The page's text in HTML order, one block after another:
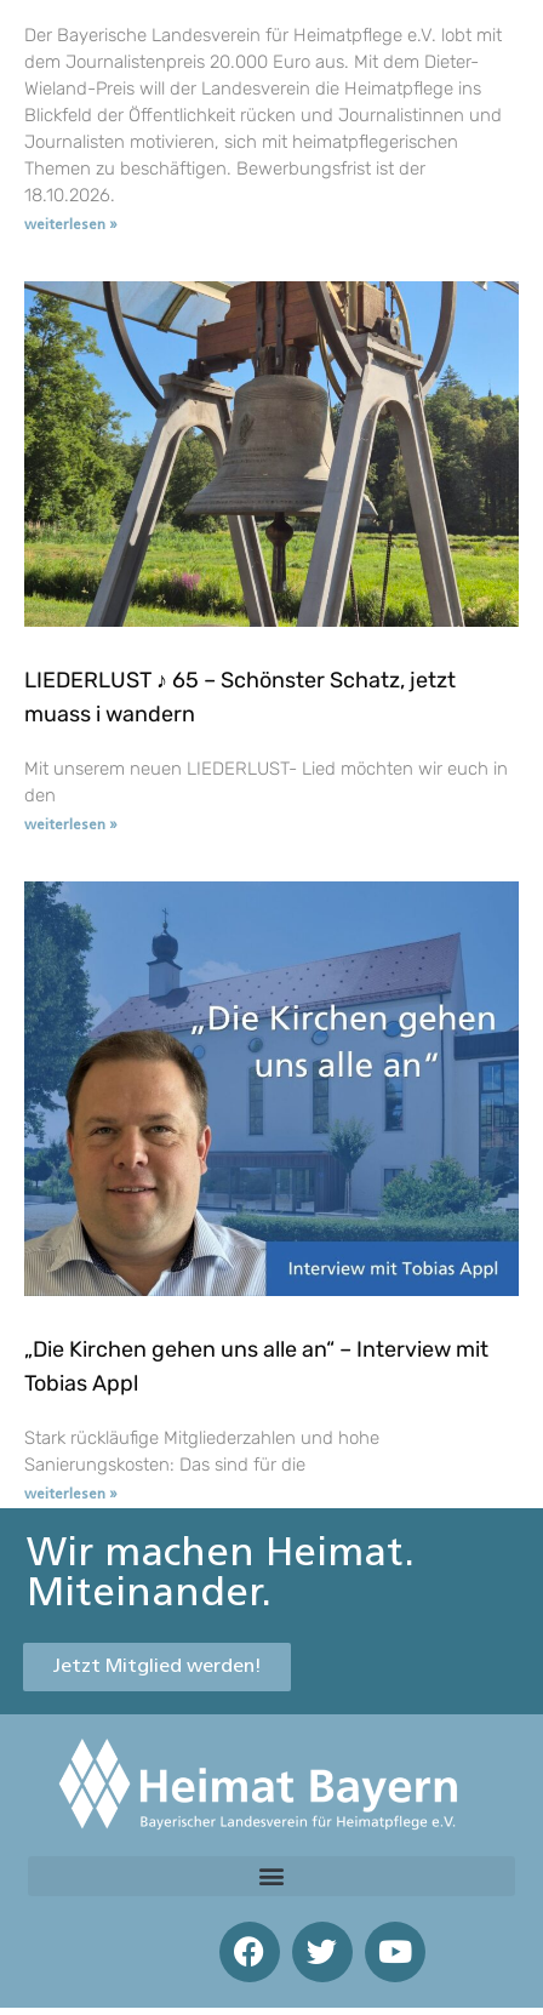
Der Bayerische Landesverein für Heimatpflege e.V. lobt mit
dem Journalistenpreis 20.000 Euro aus. Mit dem Dieter-
Wieland-Preis will der Landesverein die Heimatpflege ins
Blickfeld der Öffentlichkeit rücken und Journalistinnen und
Journalisten motivieren, sich mit heimatpflegerischen
Themen zu beschäftigen. Bewerbungsfrist ist der
18.10.2026.
weiterlesen »
LIEDERLUST ♪ 65 – Schönster Schatz, jetzt
muass i wandern
Mit unserem neuen LIEDERLUST- Lied möchten wir euch in
den
weiterlesen »
„Die Kirchen gehen uns alle an“ – Interview mit
Tobias Appl
Stark rückläufige Mitgliederzahlen und hohe
Sanierungskosten: Das sind für die
weiterlesen »
Wir machen Heimat.
Miteinander.
Jetzt Mitglied werden!